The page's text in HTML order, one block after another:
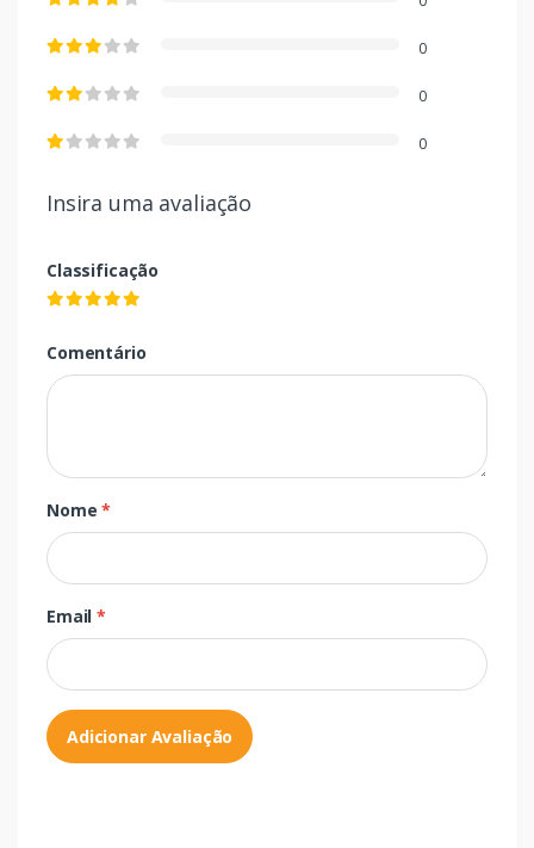
0
0
0
Insira uma avaliação
Classificação
Comentário
Nome*
Email*
Adicionar Avaliação